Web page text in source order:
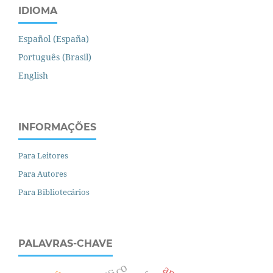
IDIOMA
Español (España)
Português (Brasil)
English
INFORMAÇÕES
Para Leitores
Para Autores
Para Bibliotecários
PALAVRAS-CHAVE